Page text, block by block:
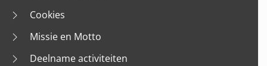
Cookies
Missie en Motto
Deelname activiteiten